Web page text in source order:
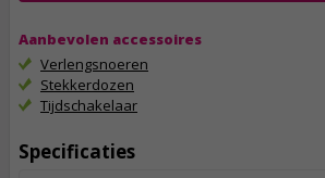
Aanbevolen accessoires
Verlengsnoeren
Stekkerdozen
Tijdschakelaar
Specificaties